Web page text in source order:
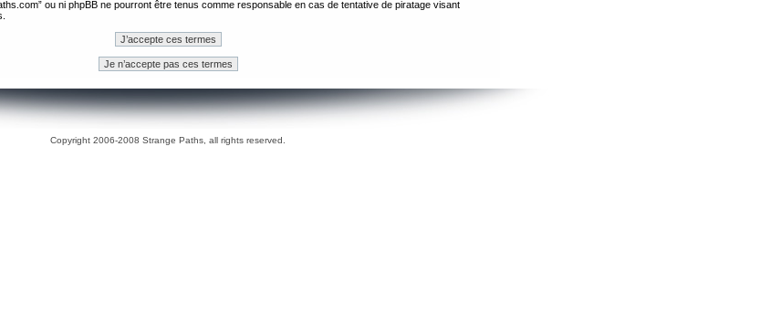
ou ni phpBB ne pourront être tenus comme responsable en cas de tentative de piratage visant
Copyright 2006-2008 Strange Paths, all rights reserved.